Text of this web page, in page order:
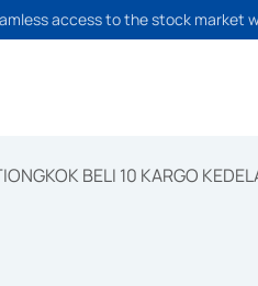
access to the stock market
BELI 10 KARGO